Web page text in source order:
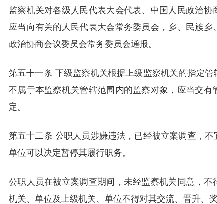
监察机关对各级人民代表大会代表、中国人民政治
应当向有关的人民代表大会常务委员会，乡、民族
政治协商会议委员会常务委员会通报。
第五十一条 下级监察机关根据上级监察机关的指定
不属于本监察机关管辖范围内的监察对象，应当交
定。
第五十二条 公职人员涉嫌违法，已经被立案调查，
单位可以决定暂停其履行职务。
公职人员在被立案调查期间，未经监察机关同意，
机关、单位及上级机关、单位不得对其交流、晋升、